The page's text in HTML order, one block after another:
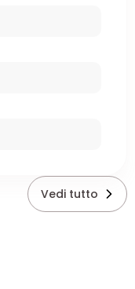
Vedi tutto